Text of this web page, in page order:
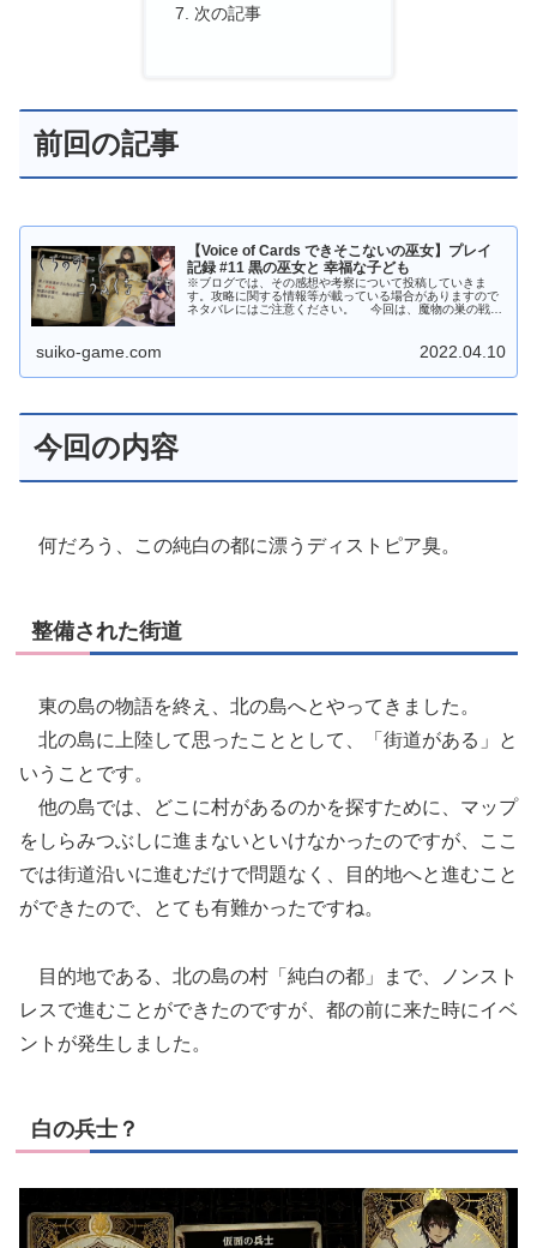
次の記事
前回の記事
【Voice of Cards できそこないの巫女】プレイ
記録 #11 黒の巫女と 幸福な子ども
※ブログでは、その感想や考察について投稿していきま
す。攻略に関する情報等が載っている場合がありますので
ネタバレにはご注意ください。 今回は、魔物の巣の戦い
suiko-game.com 2022.04.10
今回の内容
何だろう、この純白の都に漂うディストピア臭。
整備された街道
東の島の物語を終え、北の島へとやってきました。
北の島に上陸して思ったこととして、「街道がある」と
いうことです。
他の島では、どこに村があるのかを探すために、マップ
をしらみつぶしに進まないといけなかったのですが、ここ
では街道沿いに進むだけで問題なく、目的地へと進むこと
ができたので、とても有難かったですね。
目的地である、北の島の村「純白の都」まで、ノンスト
レスで進むことができたのですが、都の前に来た時にイベ
ントが発生しました。
白の兵士？